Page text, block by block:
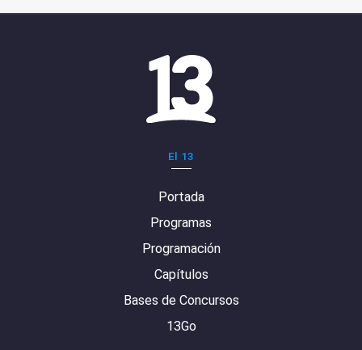
El 13
Portada
Programas
Programación
Capítulos
Bases de Concursos
13Go